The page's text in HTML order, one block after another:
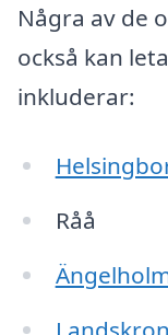
Några av de
också kan
inkluderar:
Råå